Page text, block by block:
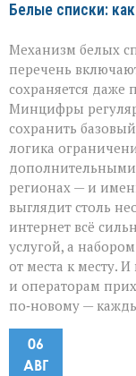
Белые списки:
Механизм белых
перечень
сохраняется
Минцифры
сохранить
логика
дополнительными
регионах — и
выглядит столь
интернет всё
услугой, а
от места к месту.
и операторам
по‑новому —
06
АВГ